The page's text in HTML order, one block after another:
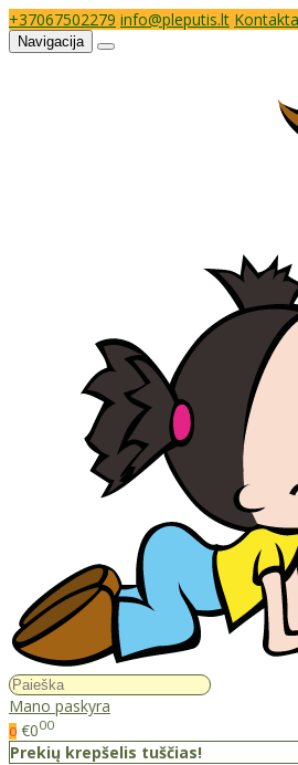
+37067502279 info@pleputis.lt
Navigacija
Mano paskyra
0 €000
Prekių krepšelis tuščias!